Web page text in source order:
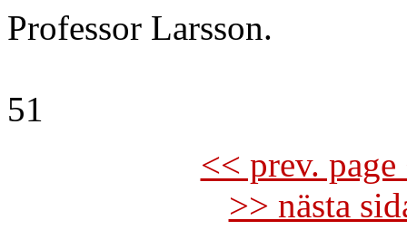
Professor Larsson.
51
<< prev.
>> nästa